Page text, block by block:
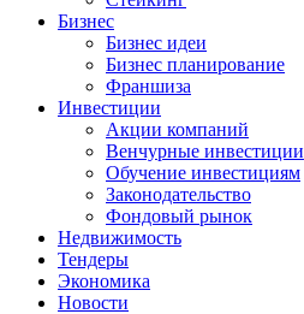
Бизнес
Бизнес идеи
Бизнес планирование
Франшиза
Инвестиции
Акции компаний
Венчурные инвестиции
Обучение инвестициям
Законодательство
Фондовый рынок
Недвижимость
Тендеры
Экономика
Новости